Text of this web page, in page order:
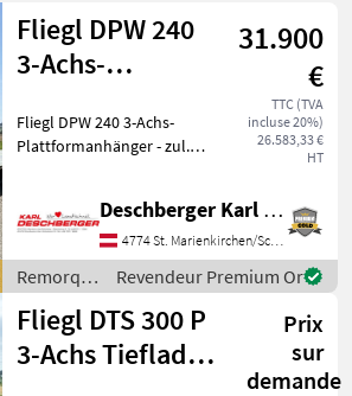
Pays Filtres
3
résultats
Fliegl DPW 240
3-Achs-
31.900
€
TTC (TVA
incluse 20%)
26.583,33 €
HT
Fliegl DPW 240 3-Achs-
Plattformanhänger - zul.
Kreis-Druckluftbremse mit
integriertem Pa
Deschberger Karl Landtechnik GesmbH & Co KG
4774 St. Marienkirchen/Schärding
Remorques
/ Fliegl
Revendeur Premium Or
Fliegl DTS 300 P
3-Achs Tieflade
Prix
sur
demande